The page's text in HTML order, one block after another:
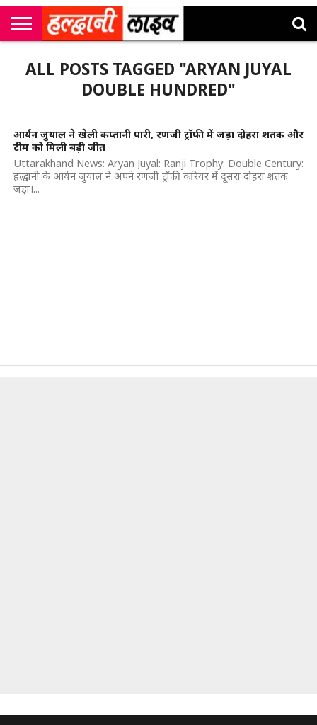
सी
एम
कॉर्नर
उत्तराखंड
न्यूज़
खेल
मनोरंजन
सम्पादकीय
जॉब
अलर्ट्स
ALL POSTS TAGGED "ARYAN JUYAL
DOUBLE HUNDRED"
आर्यन जुयाल ने खेली कप्तानी पारी, रणजी ट्रॉफी में जड़ा दोहरा शतक और
टीम को मिली बड़ी जीत
Uttarakhand News: Aryan Juyal: Ranji Trophy: Double Century:
हल्द्वानी के आर्यन जुयाल ने अपने रणजी ट्रॉफी करियर में दूसरा दोहरा शतक
जड़ा।...